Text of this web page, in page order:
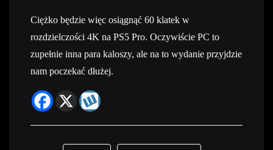
Ciężko będzie więc osiągnąć 60 klatek w
rozdzielczości 4K na PS5 Pro. Oczywiście PC to
zupełnie inna para kaloszy, ale na to wydanie przyjdzie
nam poczekać dłużej.